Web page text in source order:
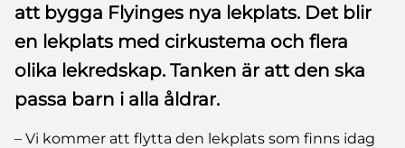
att bygga Flyinges nya lekplats. Det blir
en lekplats med cirkustema och flera
olika lekredskap. Tanken är att den ska
passa barn i alla åldrar.
– Vi kommer att flytta den lekplats som finns idag